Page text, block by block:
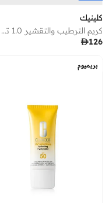
كلينيك
كريم الترطيب والتقشير 1.0 توايس أ دي
126
بريميوم